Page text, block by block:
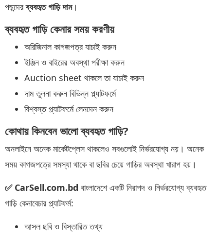
পছন্দেরব্যবহৃত গাড়ি দাম।
ব্যবহৃত গাড়ি কেনার সময় করণীয়
অরিজিনাল কাগজপত্র যাচাই করুন
ইঞ্জিন ও বাইরের অবস্থা পরীক্ষা করুন
Auction sheet থাকলে তা যাচাই করুন
দাম তুলনা করুন বিভিন্ন প্ল্যাটফর্মে
বিশ্বস্ত প্ল্যাটফর্মে লেনদেন করুন
কোথায় কিনবেন ভালো ব্যবহৃত গাড়ি?
অনলাইনে অনেক মার্কেটপ্লেস থাকলেও সবগুলোই নির্ভরযোগ্য নয়। অনেক
সময় কাগজপত্রে সমস্যা থাকে বা ছবির চেয়ে গাড়ির অবস্থা খারাপ হয়।
✅ CarSell.com.bd বাংলাদেশে একটি নিরাপদ ও নির্ভরযোগ্য ব্যবহৃত
গাড়ি কেনাবেচার প্ল্যাটফর্ম:
আসল ছবি ও বিস্তারিত তথ্য